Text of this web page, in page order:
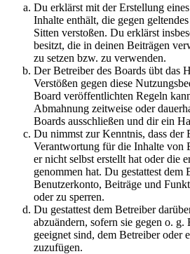
Du erklärst mit der Erstellung
Inhalte enthält, die gegen
Sitten verstoßen. Du erklärst
besitzt, die in deinen Beiträgen
zu setzen bzw. zu verwenden.
Der Betreiber des Boards übt das
Verstößen gegen diese
Board veröffentlichten Regeln
Abmahnung zeitweise oder
Boards ausschließen und dir ein
Du nimmst zur Kenntnis, dass der
Verantwortung für die Inhalte von
er nicht selbst erstellt hat oder die
genommen hat. Du gestattest dem
Benutzerkonto, Beiträge und
oder zu sperren.
Du gestattest dem Betreiber
abzuändern, sofern sie gegen o. g.
geeignet sind, dem Betreiber oder
zuzufügen.